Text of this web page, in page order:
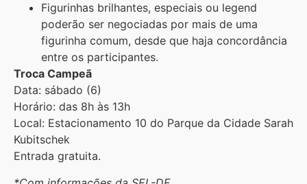
Figurinhas brilhantes, especiais ou legend
poderão ser negociadas por mais de uma
figurinha comum, desde que haja concordância
entre os participantes.
Troca Campeã
Data: sábado (6)
Horário: das 8h às 13h
Local: Estacionamento 10 do Parque da Cidade Sarah
Kubitschek
Entrada gratuita.